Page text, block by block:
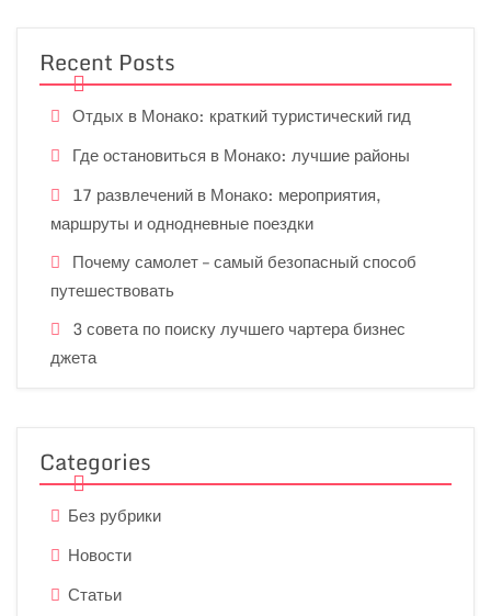
Recent Posts
Отдых в Монако: краткий туристический гид
Где остановиться в Монако: лучшие районы
17 развлечений в Монако: мероприятия,
маршруты и однодневные поездки
Почему самолет – самый безопасный способ
путешествовать
3 совета по поиску лучшего чартера бизнес
джета
Categories
Без рубрики
Новости
Статьи